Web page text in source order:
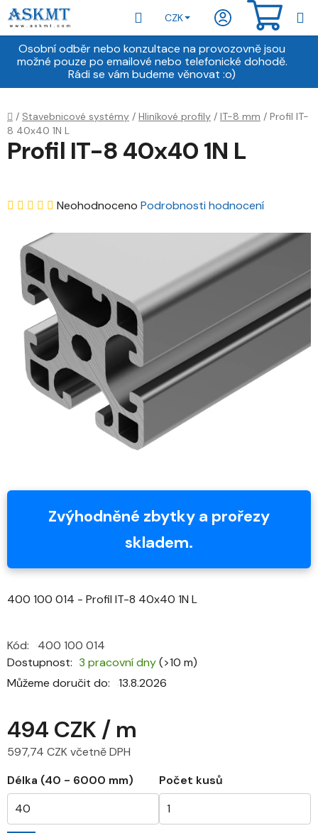
Přejít
na
obsah
Osobní odběr nebo konzultace na provozovně jsou
možné pouze po emailové nebo telefonické dohodě.
Rádi se vám budeme věnovat :o)
Hledat
CZK
Domů
/ Stavebnicové systémy / Hliníkové profily / IT-8 mm / Profil IT-
8 40x40 1N L
Zvýhodněné zbytky a prořezy
skladem.
400 100 014 - Profil IT-8 40x40 1N L
Dostupnost 3 pracovní dny(>10 m)
Můžeme doručit do:
13.8.2026
Kód: 400 100 014
494 CZK / m
597,74 CZK včetně DPH
Měrná cena:
Délka (40 - 6000 mm) Počet kusů
Profil IT-8 40x40 1N L
Průměrné
je
0,0
z
5
hvězdiček.
Neohodnoceno Podrobnosti hodnocení